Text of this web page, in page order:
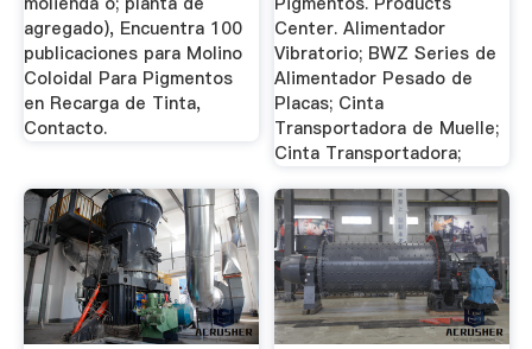
agregado), Encuentra 100
publicaciones para Molino
Coloidal Para Pigmentos
en Recarga de Tinta,
Contacto.
Center. Alimentador
Vibratorio; BWZ Series de
Alimentador Pesado de
Placas; Cinta
Transportadora de Muelle;
Cinta Transportadora;